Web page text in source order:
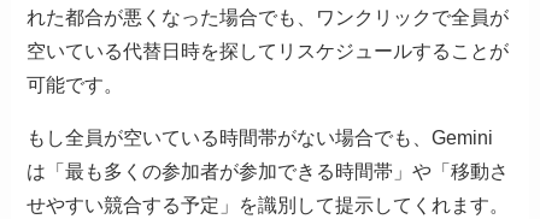
れた都合が悪くなった場合でも、ワンクリックで全員が
空いている代替日時を探してリスケジュールすることが
可能です。
もし全員が空いている時間帯がない場合でも、Gemini
は「最も多くの参加者が参加できる時間帯」や「移動さ
せやすい競合する予定」を識別して提示してくれます。